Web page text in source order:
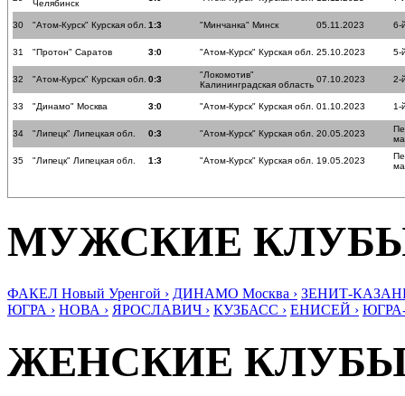
Челябинск
30 "Атом-Курск" Курская обл. 1:3 "Минчанка" Минск 05.11.2023 6-
31 "Протон" Саратов 3:0 "Атом-Курск" Курская обл. 25.10.2023 5-
32 "Атом-Курск" Курская обл. 0:3
"Локомотив"
Калининградская область
07.10.2023 2-
33 "Динамо" Москва 3:0 "Атом-Курск" Курская обл. 01.10.2023 1-
34 "Липецк" Липецкая обл. 0:3 "Атом-Курск" Курская обл. 20.05.2023
35 "Липецк" Липецкая обл. 1:3 "Атом-Курск" Курская обл. 19.05.2023
МУЖСКИЕ
ФАКЕЛ Новый Уренгой › ДИНАМО Москва › ЗЕНИТ-
ЮГРА › НОВА › ЯРОСЛАВИЧ › КУЗБАСС › ЕНИСЕЙ ›
ЖЕНСКИЕ